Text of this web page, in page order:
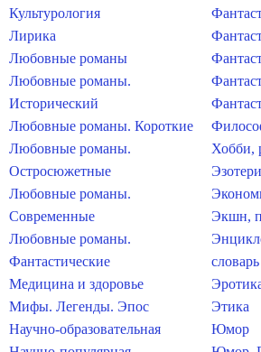
Культурология
Лирика
Любовные романы
Любовные романы.
Исторический
Любовные романы. Короткие
Любовные романы.
Остросюжетные
Любовные романы.
Современные
Любовные романы.
Фантастические
Медицина и здоровье
Мифы. Легенды. Эпос
Научно-образовательная
Хобби,
Экшн,
словарь
Этика
Юмор